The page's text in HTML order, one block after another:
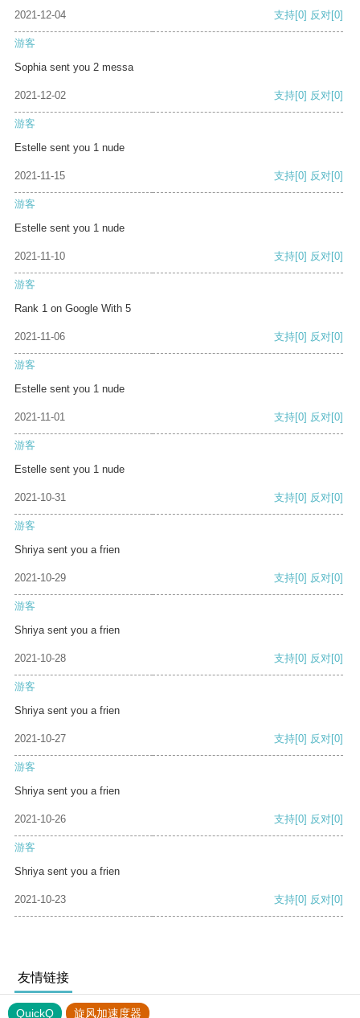
2021-12-04 支持[0] 反对[0]
游客
Sophia sent you 2 messa
2021-12-02 支持[0] 反对[0]
游客
Estelle sent you 1 nude
2021-11-15 支持[0] 反对[0]
游客
Estelle sent you 1 nude
2021-11-10 支持[0] 反对[0]
游客
Rank 1 on Google With 5
2021-11-06 支持[0] 反对[0]
游客
Estelle sent you 1 nude
2021-11-01 支持[0] 反对[0]
游客
Estelle sent you 1 nude
2021-10-31 支持[0] 反对[0]
游客
Shriya sent you a frien
2021-10-29 支持[0] 反对[0]
游客
Shriya sent you a frien
2021-10-28 支持[0] 反对[0]
游客
Shriya sent you a frien
2021-10-27 支持[0] 反对[0]
游客
Shriya sent you a frien
2021-10-26 支持[0] 反对[0]
游客
Shriya sent you a frien
2021-10-23 支持[0] 反对[0]
友情链接
QuickQ 旋风加速度器